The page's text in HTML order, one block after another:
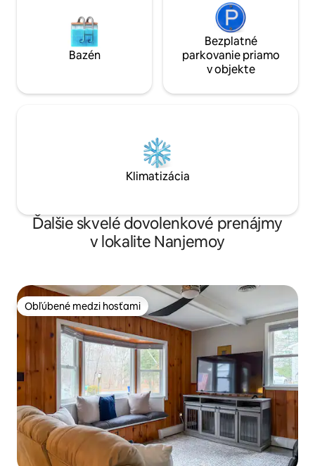
Bazén
Bezplatné
parkovanie priamo
v objekte
Klimatizácia
Ďalšie skvelé dovolenkové prenájmy
v lokalite Nanjemoy
Obľúbené medzi hosťami
Obľúbené medzi hosťami